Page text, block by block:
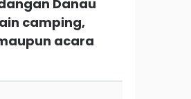
Danau
camping,
acara